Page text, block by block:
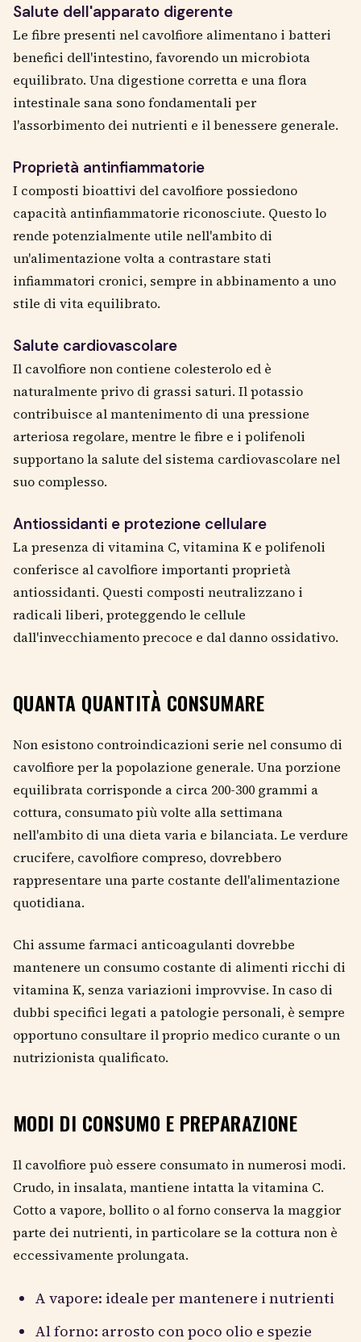
Salute dell'apparato digerente
Le fibre presenti nel cavolfiore alimentano i batteri
benefici dell'intestino, favorendo un microbiota
equilibrato. Una digestione corretta e una flora
intestinale sana sono fondamentali per
l'assorbimento dei nutrienti e il benessere generale.
Proprietà antinfiammatorie
I composti bioattivi del cavolfiore possiedono
capacità antinfiammatorie riconosciute. Questo lo
rende potenzialmente utile nell'ambito di
un'alimentazione volta a contrastare stati
infiammatori cronici, sempre in abbinamento a uno
stile di vita equilibrato.
Salute cardiovascolare
Il cavolfiore non contiene colesterolo ed è
naturalmente privo di grassi saturi. Il potassio
contribuisce al mantenimento di una pressione
arteriosa regolare, mentre le fibre e i polifenoli
supportano la salute del sistema cardiovascolare nel
suo complesso.
Antiossidanti e protezione cellulare
La presenza di vitamina C, vitamina K e polifenoli
conferisce al cavolfiore importanti proprietà
antiossidanti. Questi composti neutralizzano i
radicali liberi, proteggendo le cellule
dall'invecchiamento precoce e dal danno ossidativo.
QUANTA QUANTITÀ CONSUMARE
Non esistono controindicazioni serie nel consumo di
cavolfiore per la popolazione generale. Una porzione
equilibrata corrisponde a circa 200-300 grammi a
cottura, consumato più volte alla settimana
nell'ambito di una dieta varia e bilanciata. Le verdure
crucifere, cavolfiore compreso, dovrebbero
rappresentare una parte costante dell'alimentazione
quotidiana.
Chi assume farmaci anticoagulanti dovrebbe
mantenere un consumo costante di alimenti ricchi di
vitamina K, senza variazioni improvvise. In caso di
dubbi specifici legati a patologie personali, è sempre
opportuno consultare il proprio medico curante o un
nutrizionista qualificato.
MODI DI CONSUMO E PREPARAZIONE
Il cavolfiore può essere consumato in numerosi modi.
Crudo, in insalata, mantiene intatta la vitamina C.
Cotto a vapore, bollito o al forno conserva la maggior
parte dei nutrienti, in particolare se la cottura non è
eccessivamente prolungata.
A vapore: ideale per mantenere i nutrienti
Al forno: arrosto con poco olio e spezie